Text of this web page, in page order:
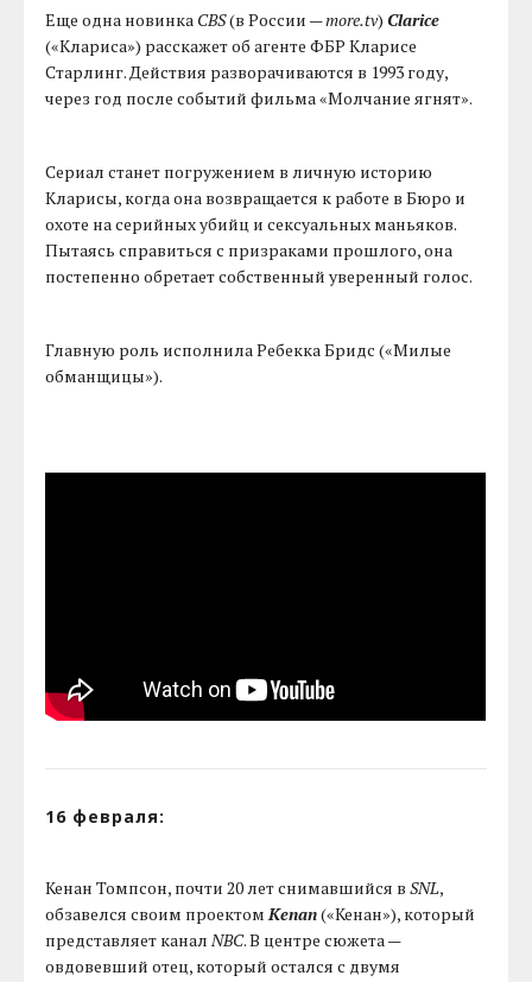
Еще одна новинка CBS(в России —more.tv)Clarice
(«Клариса») расскажет об агенте ФБР Кларисе
Старлинг. Действия разворачиваются в 1993 году,
через год после событий фильма «Молчание ягнят».
Сериал станет погружением в личную историю
Кларисы, когда она возвращается к работе в Бюро и
охоте на серийных убийц и сексуальных маньяков.
Пытаясь справиться с призраками прошлого, она
постепенно обретает собственный уверенный голос.
Главную роль исполнила Ребекка Бридс («Милые
обманщицы»).
16 февраля:
Кенан Томпсон, почти 20 лет снимавшийся вSNL,
обзавелся своим проектом Kenan(«Кенан»), который
представляет канал NBC. В центре сюжета —
овдовевший отец, который остался с двумя